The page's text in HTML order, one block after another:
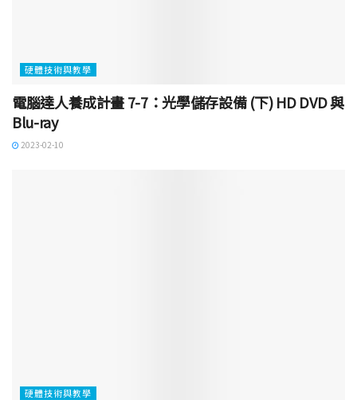
硬體技術與教學
電腦達人養成計畫 7-7：光學儲存設備 (下) HD DVD 與
Blu-ray
2023-02-10
硬體技術與教學